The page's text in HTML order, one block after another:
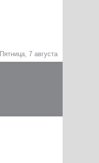
Пятница, 7 августа